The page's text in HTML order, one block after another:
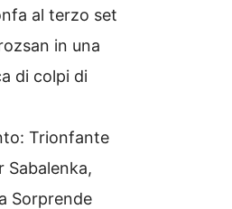
al terzo set
in una
di colpi di
Trionfante
Sabalenka,
Sorprende